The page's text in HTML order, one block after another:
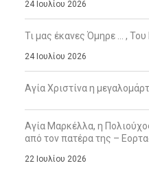
24 Ιουλίου 2026
Τι μας έκανες Όμηρε … ,
24 Ιουλίου 2026
Αγία Χριστίνα η
Αγία Μαρκέλλα, η
από τον πατέρα της –
22 Ιουλίου 2026